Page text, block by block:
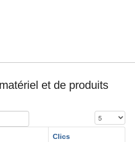
et de produits
Affichage #
Clics